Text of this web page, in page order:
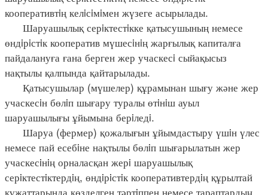
кооперативтiң келiсiмiмен жүзеге асырылады.
Шаруашылық серiктестiкке қатысушының немесе
өндiрiстiк кооператив мүшесiнiң жарғылық капиталға
пайдалануға ғана берген жер учаскесi сыйақысыз
нақтылы қалпында қайтарылады.
Қатысушылар (мүшелер) құрамынан шығу және жер
учаскесiн бөлiп шығару туралы өтiнiш ауыл
шаруашылығы ұйымына берiледi.
Шаруа (фермер) қожалығын ұйымдастыру үшiн үлес
немесе пай есебiне нақтылы бөлiп шығарылатын жер
учаскесiнiң орналасқан жерi шаруашылық
серiктестiктердiң, өндiрiстiк кооперативтердiң құрылтай
құжаттарында көзделген тәртiппен немесе тараптардың